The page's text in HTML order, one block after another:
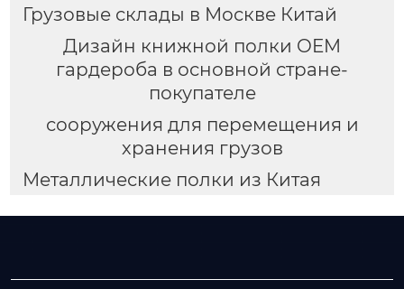
Грузовые склады в Москве Китай
Дизайн книжной полки OEM
гардероба в основной стране-
покупателе
сооружения для перемещения и
хранения грузов
Металлические полки из Китая